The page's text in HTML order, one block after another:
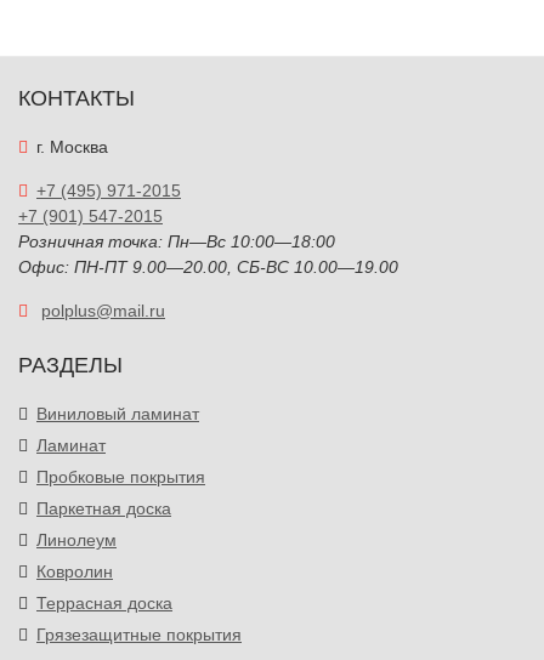
КОНТАКТЫ
г. Москва
+7 (495) 971-2015
+7 (901) 547-2015
Розничная точка: Пн—Вс 10:00—18:00
Офис: ПН-ПТ 9.00—20.00, СБ-ВС 10.00—19.00
polplus@mail.ru
РАЗДЕЛЫ
Виниловый ламинат
Ламинат
Пробковые покрытия
Паркетная доска
Линолеум
Ковролин
Террасная доска
Грязезащитные покрытия